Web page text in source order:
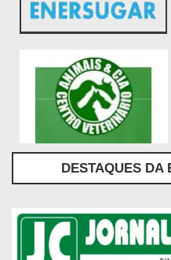
DESTAQUES DA